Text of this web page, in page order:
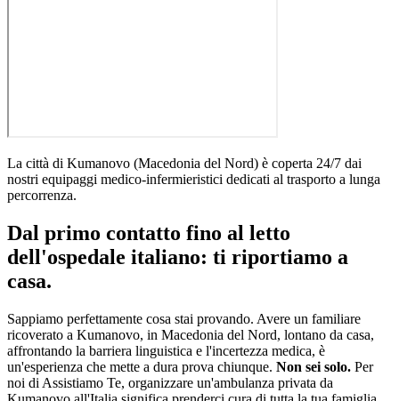
La città di Kumanovo (Macedonia del Nord) è coperta 24/7 dai
nostri equipaggi medico-infermieristici dedicati al trasporto a lunga
percorrenza.
Dal primo contatto fino al letto
dell'ospedale italiano: ti riportiamo a
casa.
Sappiamo perfettamente cosa stai provando. Avere un familiare
ricoverato a Kumanovo, in Macedonia del Nord, lontano da casa,
affrontando la barriera linguistica e l'incertezza medica, è
un'esperienza che mette a dura prova chiunque. Non sei solo. Per
noi di Assistiamo Te, organizzare un'ambulanza privata da